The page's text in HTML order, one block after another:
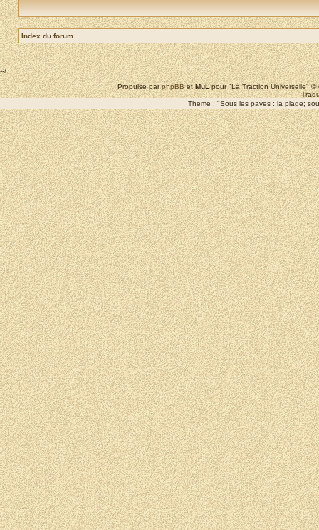
Index du forum
--/
Propulse parphpBBetMuLpour "La Traction Universelle"
Theme : "Sous les paves : la plage;